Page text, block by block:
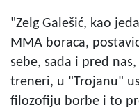
"Zelg Galešić, kao
MMA boraca,
sebe, sada i pred
treneri, u "Trojanu"
filozofiju borbe i to